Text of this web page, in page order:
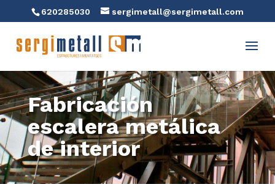
620285030 sergimetall@sergimetall.com
Fabricación
escalera metálica
de interior